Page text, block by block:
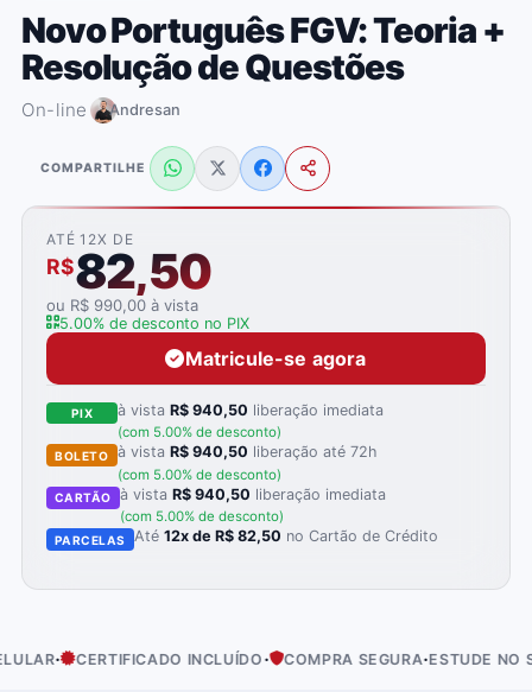
Novo Português FGV: Teoria +
Resolução de Questões
On-line Andresan
COMPARTILHE
ATÉ 12X DE
R$82,50
ou R$ 990,00 à vista
5.00% de desconto no PIX
Matricule-se agora
PIX à vistaR$ 940,50 liberação imediata
(com 5.00% de desconto)
BOLETO à vistaR$ 940,50 liberação até 72h
(com 5.00% de desconto)
CARTÃO à vista R$ 940,50 liberação imediata
(com 5.00% de desconto)
PARCELAS Até12x de R$ 82,50 no Cartão de Crédito
· CERTIFICADO INCLUÍDO· COMPRA SEGURA·ESTUDE NO SEU